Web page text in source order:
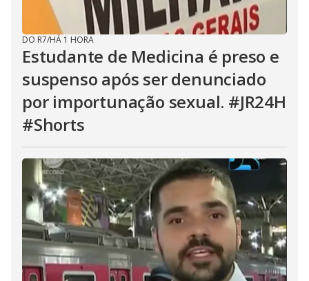
DO R7/HÁ 1 HORA
Estudante de Medicina é preso e
suspenso após ser denunciado
por importunação sexual. #JR24H
#Shorts